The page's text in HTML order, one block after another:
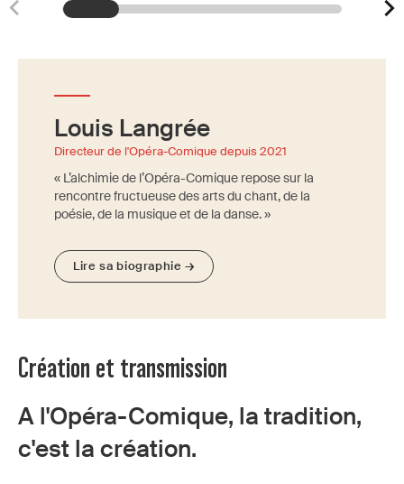
Louis Langrée
Directeur de l'Opéra-Comique depuis 2021
« L’alchimie de l’Opéra-Comique repose sur la
rencontre fructueuse des arts du chant, de la
poésie, de la musique et de la danse. »
Lire sa biographie →
Création et transmission
A l'Opéra-Comique, la tradition,
c'est la création.